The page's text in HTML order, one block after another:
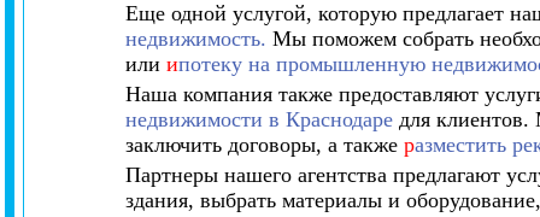
Еще одной услугой, которую предлагает
недвижимость. Мы поможем собрать
илиипотеку на промышленную
Наша компания также предоставляют
недвижимости в Краснодаре для
заключить договоры, а такжеразместить
Партнеры нашего агентства предлагают
здания, выбрать материалы и